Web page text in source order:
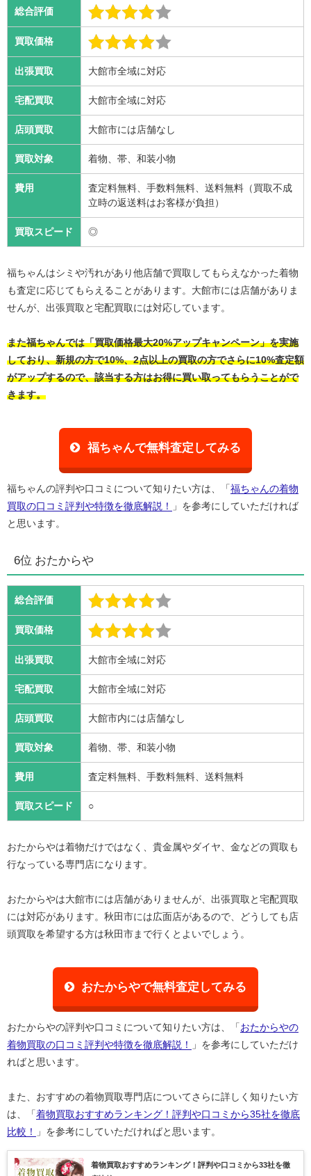
総合評価
買取価格
出張買取 大館市全域に対応
宅配買取 大館市全域に対応
店頭買取 大館市には店舗なし
買取対象 着物、帯、和装小物
費用
査定料無料、手数料無料、送料無料（買取不成
立時の返送料はお客様が負担）
買取スピード ◎
福ちゃんはシミや汚れがあり他店舗で買取してもらえなかった着物
も査定に応じてもらえることがあります。大館市には店舗がありま
せんが、出張買取と宅配買取には対応しています。
また福ちゃんでは「買取価格最大20%アップキャンペーン」を実施
しており、新規の方で10%、2点以上の買取の方でさらに10%査定額
がアップするので、該当する方はお得に買い取ってもらうことがで
きます。
福ちゃんで無料査定してみる
福ちゃんの評判や口コミについて知りたい方は、「福ちゃんの着物
買取の口コミ評判や特徴を徹底解説！
」を参考にしていただければ
と思います。
6位 おたからや
総合評価
買取価格
出張買取 大館市全域に対応
宅配買取 大館市全域に対応
店頭買取 大館市内には店舗なし
買取対象 着物、帯、和装小物
費用 査定料無料、手数料無料、送料無料
買取スピード ○
おたからやは着物だけではなく、貴金属やダイヤ、金などの買取も
行なっている専門店になります。
おたからやは大館市には店舗がありませんが、出張買取と宅配買取
には対応があります。秋田市には広面店があるので、どうしても店
頭買取を希望する方は秋田市まで行くとよいでしょう。
おたからやで無料査定してみる
おたからやの評判や口コミについて知りたい方は、「 おたからやの
着物買取の口コミ評判や特徴を徹底解説！
」を参考にしていただけ
ればと思います。
また、おすすめの着物買取専門店についてさらに詳しく知りたい方
は、「 着物買取おすすめランキング！評判や口コミから35社を徹底
比較！
」を参考にしていただければと思います。
着物買取おすすめランキング！評判や口コミから33社を徹